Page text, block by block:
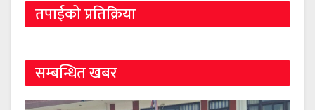
तपाईको प्रतिक्रिया
सम्बन्धित खबर